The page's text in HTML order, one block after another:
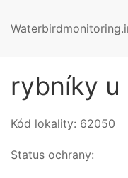
rybníky u
Kód lokality: 62050
Status ochrany: